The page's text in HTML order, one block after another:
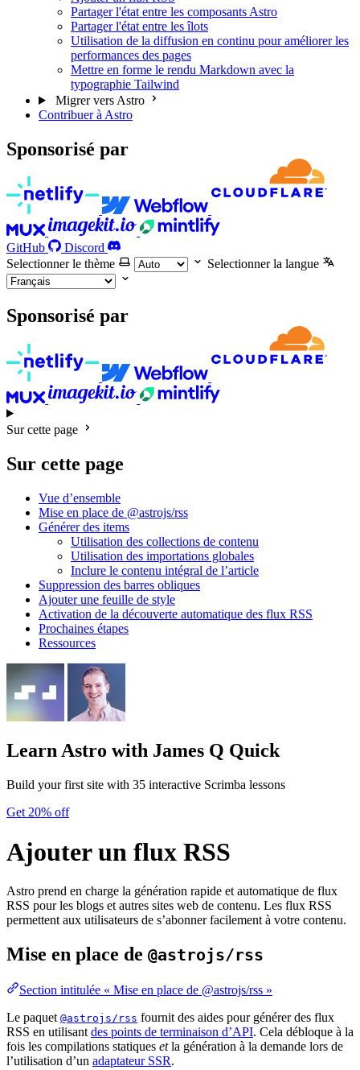
Partager l'état entre les composants Astro
Partager l'état entre les îlots
Utilisation de la diffusion en continu pour améliorer les
performances des pages
Mettre en forme le rendu Markdown avec la
typographie Tailwind
Migrer vers Astro
Contribuer à Astro
Sponsorisé par
GitHub
Discord
Selectionner le thème
Selectionner la langue
Sponsorisé par
Sur cette page
Sur cette page
Vue d’ensemble
Mise en place de @astrojs/rss
Générer des items
Utilisation des collections de contenu
Utilisation des importations globales
Inclure le contenu intégral de l’article
Suppression des barres obliques
Ajouter une feuille de style
Activation de la découverte automatique des flux RSS
Prochaines étapes
Ressources
Learn Astro with James Q Quick
Build your first site with 35 interactive Scrimba lessons
Get 20% off
Ajouter un flux RSS
Astro prend en charge la génération rapide et automatique de flux
RSS pour les blogs et autres sites web de contenu. Les flux RSS
permettent aux utilisateurs de s’abonner facilement à votre contenu.
Mise en place de @astrojs/rss
Section intitulée « Mise en place de @astrojs/rss »
Le paquet @astrojs/rss fournit des aides pour générer des flux
RSS en utilisant des points de terminaison d’API. Cela débloque à la
fois les compilations statiques etla génération à la demande lors de
l’utilisation d’un adaptateur SSR.